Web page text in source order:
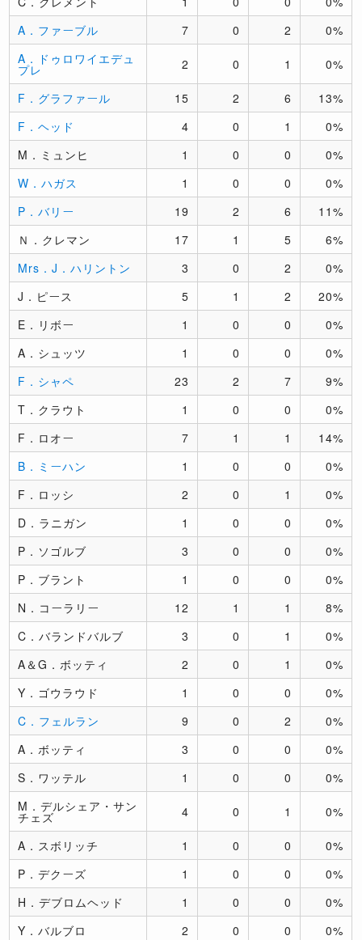
A．ファーブル
7 0 2
0%
A．ドゥロワイエデュ
プレ 2 0 1 0%
F．グラファール 15 2 6
13%
F．ヘッド
4 0 1
0%
M．ミュンヒ
1 0 0
0%
W．ハガス
1 0 0
0%
P．バリー
19 2 6
11%
Ｎ．クレマン
17 1 5
6%
Mrs．J．ハリントン
3 0 2
0%
J．ピース
5 1 2
20%
E．リボー
1 0 0
0%
A．シュッツ
1 0 0
0%
F．シャペ
23 2 7
9%
T．クラウト
1 0 0
0%
F．ロオー
7 1 1
14%
B．ミーハン
1 0 0
0%
F．ロッシ
2 0 1
0%
D．ラニガン
1 0 0
0%
P．ソゴルブ
3 0 0
0%
P．ブラント
1 0 0
0%
N．コーラリー
12 1 1
8%
C．バランドバルブ
3 0 1
0%
A＆G．ボッティ
2 0 1
0%
Y．ゴウラウド
1 0 0
0%
C．フェルラン
9 0 2
0%
A．ボッティ
3 0 0
0%
S．ワッテル
1 0 0
0%
M．デルシェア・サン
チェズ 4 0 1 0%
A．スボリッチ 1 0 0
0%
P．デクーズ
1 0 0
0%
H．デブロムヘッド
1 0 0
0%
Y．バルブロ
2 0 0
0%